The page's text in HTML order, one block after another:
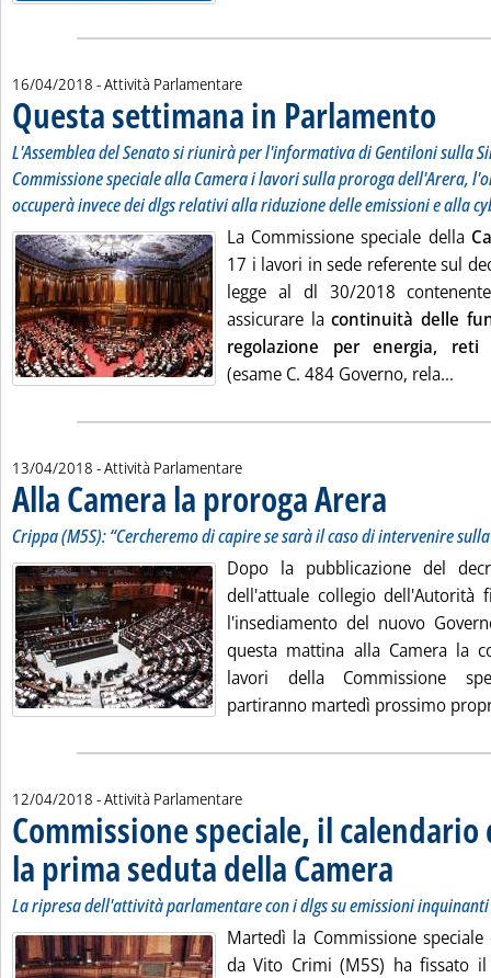
16/04/2018 - Attività Parlamentare
Questa settimana in Parlamento
L'Assemblea del Senato si riunirà per l'informativa di Gentiloni sulla
Commissione speciale alla Camera i lavori sulla proroga dell'Arera,
occuperà invece dei dlgs relativi alla riduzione delle emissioni e alla
La Commissione speciale della
17 i lavori in sede referente sul
legge al dl 30/2018
assicurare lacontinuità delle
regolazione per energia,
(esame C. 484 Governo, rela...
13/04/2018 - Attività Parlamentare
Alla Camera la proroga Arera
Crippa (M5S): “Cercheremo di capire se sarà il caso di intervenire
Dopo la pubblicazione del
dell'attuale collegio
l'insediamento del nuovo
questa mattina alla Camera la
lavori della Commissione
partiranno martedì prossimo
12/04/2018 - Attività Parlamentare
Commissione speciale, il calendario
la prima seduta della Camera
La ripresa dell'attività parlamentare con i dlgs su emissioni inquinanti
Martedì la Commissione
da Vito Crimi (M5S) ha fissato